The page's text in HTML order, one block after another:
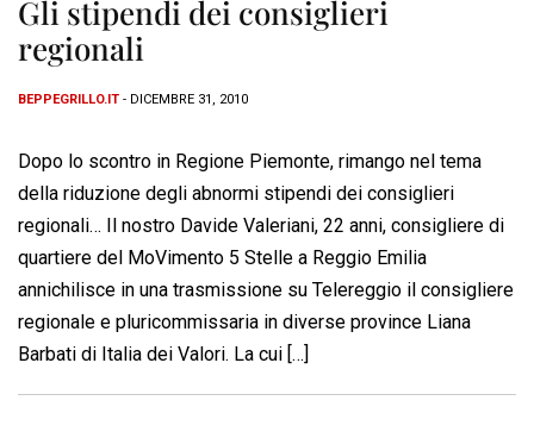
Gli stipendi dei consiglieri
regionali
BEPPEGRILLO.IT - DICEMBRE 31, 2010
Dopo lo scontro in Regione Piemonte, rimango nel tema
della riduzione degli abnormi stipendi dei consiglieri
regionali… Il nostro Davide Valeriani, 22 anni, consigliere di
quartiere del MoVimento 5 Stelle a Reggio Emilia
annichilisce in una trasmissione su Telereggio il consigliere
regionale e pluricommissaria in diverse province Liana
Barbati di Italia dei Valori. La cui […]